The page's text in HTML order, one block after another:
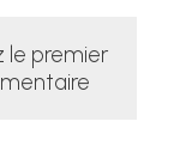
le premier